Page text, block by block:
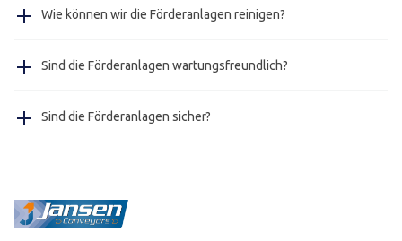
(lebensmittelecht) können mit Wasser gereinigt werden.
Wie können wir die Förderanlagen reinigen?
Druckluftreinigung.
Sind die Förderanlagen wartungsfreundlich?
Werkzeuge zur Wartung, was die Wartung sehr einfach
Sind die Förderanlagen sicher?